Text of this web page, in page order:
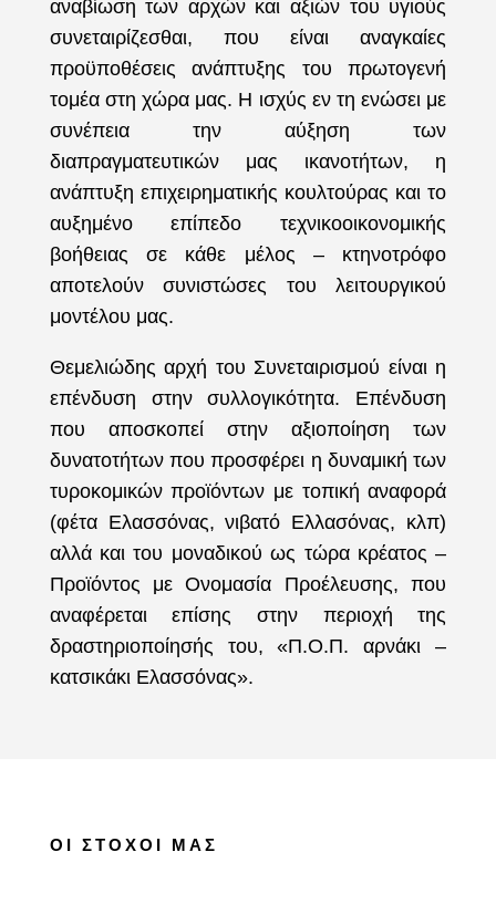
αναβίωση των αρχών και αξιών του υγιούς
συνεταιρίζεσθαι, που είναι αναγκαίες
προϋποθέσεις ανάπτυξης του πρωτογενή
τομέα στη χώρα μας. Η ισχύς εν τη ενώσει με
συνέπεια την αύξηση των
διαπραγματευτικών μας ικανοτήτων, η
ανάπτυξη επιχειρηματικής κουλτούρας και το
αυξημένο επίπεδο τεχνικοοικονομικής
βοήθειας σε κάθε μέλος – κτηνοτρόφο
αποτελούν συνιστώσες του λειτουργικού
μοντέλου μας.
Θεμελιώδης αρχή του Συνεταιρισμού είναι η
επένδυση στην συλλογικότητα. Επένδυση
που αποσκοπεί στην αξιοποίηση των
δυνατοτήτων που προσφέρει η δυναμική των
τυροκομικών προϊόντων με τοπική αναφορά
(φέτα Ελασσόνας, νιβατό Ελλασόνας, κλπ)
αλλά και του μοναδικού ως τώρα κρέατος –
Προϊόντος με Ονομασία Προέλευσης, που
αναφέρεται επίσης στην περιοχή της
δραστηριοποίησής του, «Π.Ο.Π. αρνάκι –
κατσικάκι Ελασσόνας».
ΟΙ ΣΤΟΧΟΙ ΜΑΣ